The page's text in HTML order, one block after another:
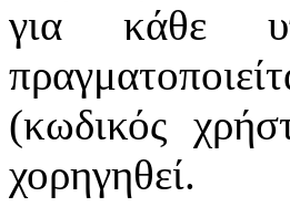
για κάθε
(κωδικός
χορηγηθεί.